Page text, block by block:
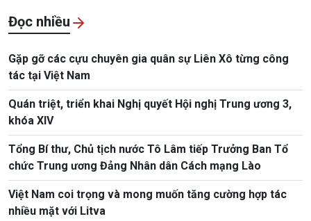
Đọc nhiều
Gặp gỡ các cựu chuyên gia quân sự Liên Xô từng công
tác tại Việt Nam
Quán triệt, triển khai Nghị quyết Hội nghị Trung ương 3,
khóa XIV
Tổng Bí thư, Chủ tịch nước Tô Lâm tiếp Trưởng Ban Tổ
chức Trung ương Đảng Nhân dân Cách mạng Lào
Việt Nam coi trọng và mong muốn tăng cường hợp tác
nhiều mặt với Litva